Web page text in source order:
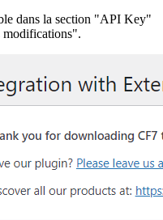
dans la section "API Key"
modifications".